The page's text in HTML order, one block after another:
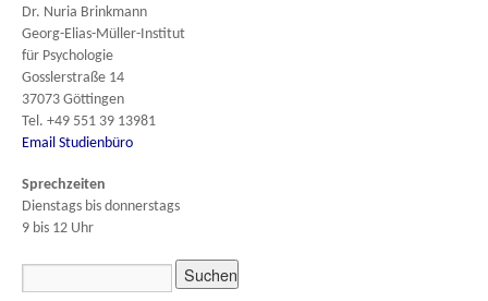
Dr. Nuria Brinkmann
Georg-Elias-Müller-Institut
für Psychologie
Gosslerstraße 14
37073 Göttingen
Tel. +49 551 39 13981
Email Studienbüro
Sprechzeiten
Dienstags bis donnerstags
9 bis 12 Uhr